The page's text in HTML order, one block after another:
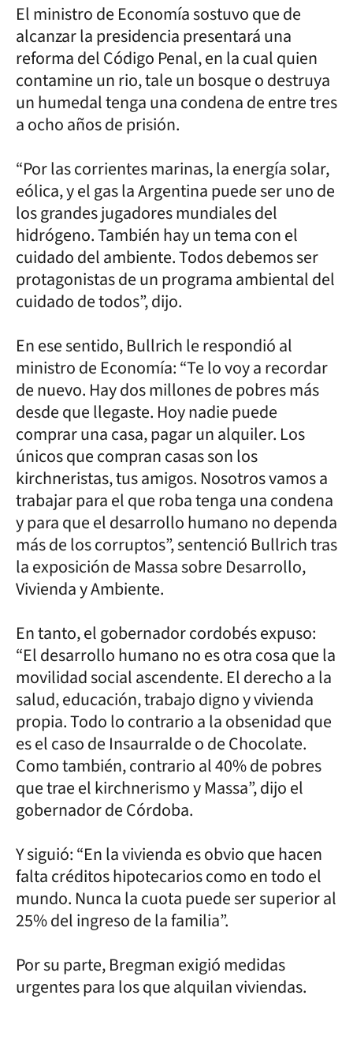
El ministro de Economía sostuvo que de
alcanzar la presidencia presentará una
reforma del Código Penal, en la cual quien
contamine un rio, tale un bosque o destruya
un humedal tenga una condena de entre tres
a ocho años de prisión.
“Por las corrientes marinas, la energía solar,
eólica, y el gas la Argentina puede ser uno de
los grandes jugadores mundiales del
hidrógeno. También hay un tema con el
cuidado del ambiente. Todos debemos ser
protagonistas de un programa ambiental del
cuidado de todos”, dijo.
En ese sentido, Bullrich le respondió al
ministro de Economía: “Te lo voy a recordar
de nuevo. Hay dos millones de pobres más
desde que llegaste. Hoy nadie puede
comprar una casa, pagar un alquiler. Los
únicos que compran casas son los
kirchneristas, tus amigos. Nosotros vamos a
trabajar para el que roba tenga una condena
y para que el desarrollo humano no dependa
más de los corruptos”, sentenció Bullrich tras
la exposición de Massa sobre Desarrollo,
Vivienda y Ambiente.
En tanto, el gobernador cordobés expuso:
“El desarrollo humano no es otra cosa que la
movilidad social ascendente. El derecho a la
salud, educación, trabajo digno y vivienda
propia. Todo lo contrario a la obsenidad que
es el caso de Insaurralde o de Chocolate.
Como también, contrario al 40% de pobres
que trae el kirchnerismo y Massa”, dijo el
gobernador de Córdoba.
Y siguió: “En la vivienda es obvio que hacen
falta créditos hipotecarios como en todo el
mundo. Nunca la cuota puede ser superior al
25% del ingreso de la familia”.
Por su parte, Bregman exigió medidas
urgentes para los que alquilan viviendas.